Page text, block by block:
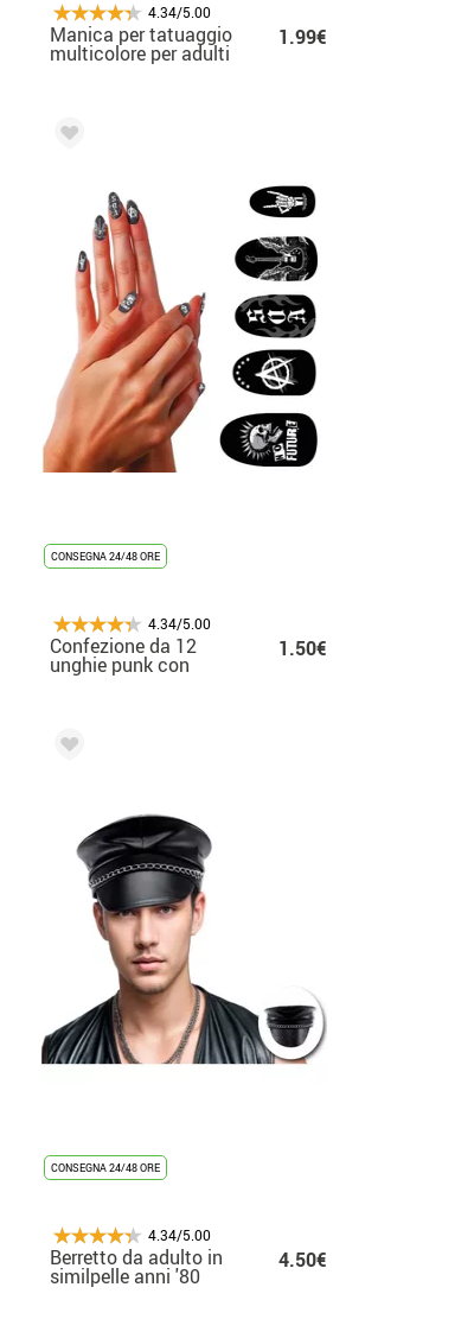
4.34/5.00
Manica per tatuaggio
multicolore per adulti
1.99€
CONSEGNA 24/48 ORE
4.34/5.00
Confezione da 12
unghie punk con
colla
1.50€
CONSEGNA 24/48 ORE
4.34/5.00
Berretto da adulto in
similpelle anni '80
con catena
4.50€